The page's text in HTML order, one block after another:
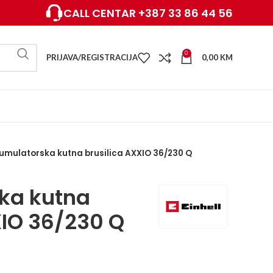
CALL CENTAR +387 33 86 44 56
PRIJAVA/REGISTRACIJA 0 0,00 KM
kutna brusilica AXXIO 36/230 Q
kutna
36/230 Q